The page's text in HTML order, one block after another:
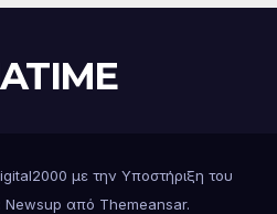
με την Υποστήριξη του
Newsup από Themeansar.